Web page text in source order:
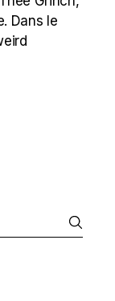
Dans le